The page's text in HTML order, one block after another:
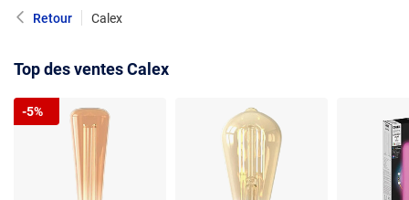
Retour Calex
Top des ventes Calex
-5%